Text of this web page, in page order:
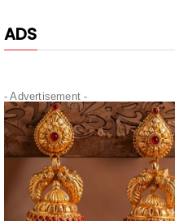
- Advertisement -